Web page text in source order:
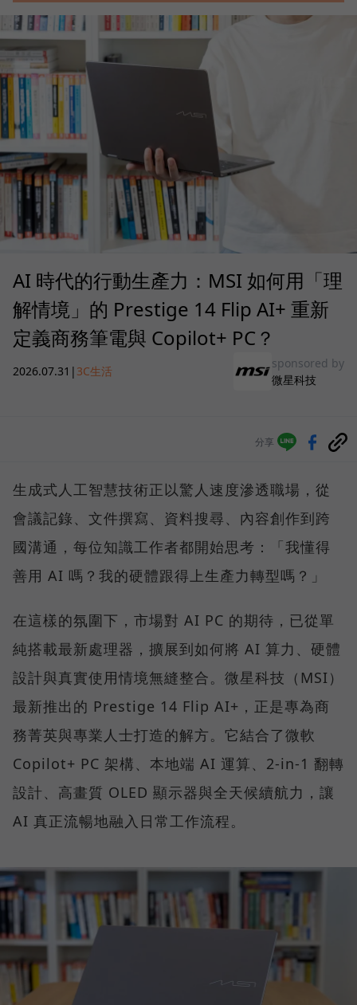
AI 時代的行動生產力：MSI 如何用「理
解情境」的 Prestige 14 Flip AI+ 重新
定義商務筆電與 Copilot+ PC？
2026.07.31 | 3C生活
sponsored by
微星科技
分享
生成式人工智慧技術正以驚人速度滲透職場，從
會議記錄、文件撰寫、資料搜尋、內容創作到跨
國溝通，每位知識工作者都開始思考：「我懂得
善用 AI 嗎？我的硬體跟得上生產力轉型嗎？」
在這樣的氛圍下，市場對 AI PC 的期待，已從單
純搭載最新處理器，擴展到如何將 AI 算力、硬體
設計與真實使用情境無縫整合。微星科技（MSI）
最新推出的 Prestige 14 Flip AI+，正是專為商
務菁英與專業人士打造的解方。它結合了微軟
Copilot+ PC 架構、本地端 AI 運算、2-in-1 翻轉
設計、高畫質 OLED 顯示器與全天候續航力，讓
AI 真正流暢地融入日常工作流程。